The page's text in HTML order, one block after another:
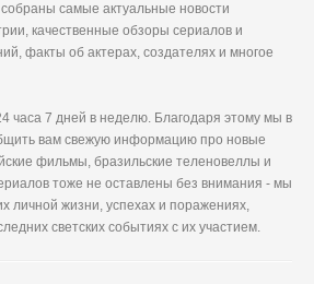
собраны самые актуальные новости
качественные обзоры сериалов и
факты об актерах, создателях и многое
часа 7 дней в неделю. Благодаря этому мы в
вам свежую информацию про новые
фильмы, бразильские теленовеллы и
тоже не оставлены без внимания - мы
личной жизни, успехах и поражениях,
светских событиях с их участием.